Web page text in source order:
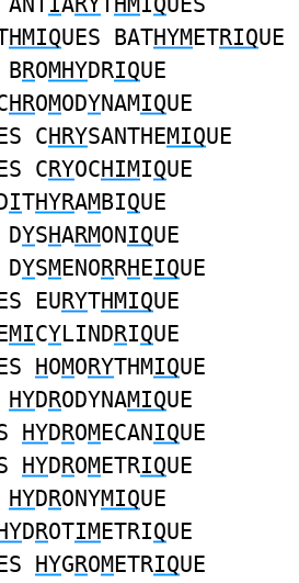
HMIQUES BATHYMETRIQUE
BROMHYDRIQUE
HROMODYNAMIQUE
CHRYSANTHEMIQUE
CRYOCHIMIQUE
ITHYRAMBIQUE
DYSHARMONIQUE
DYSMENORRHEIQUE
EURYTHMIQUE
MICYLINDRIQUE
HOMORYTHMIQUE
HYDRODYNAMIQUE
HYDROMECANIQUE
HYDROMETRIQUE
HYDRONYMIQUE
DROTIMETRIQUE
HYGROMETRIQUE